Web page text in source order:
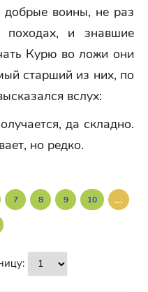
воины, не раз
походах, и знавшие
Курю во ложи они
старший из них, по
вслух:
да складно.
но редко.
7 8 9 10 ...